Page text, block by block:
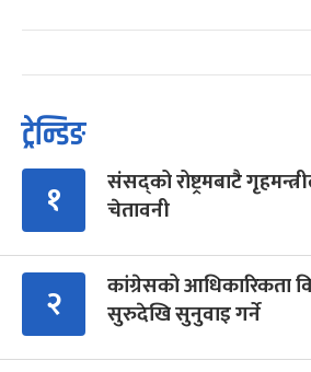
ट्रेन्डिङ
१
संसद्को रोष्ट्रमबाटै
चेतावनी
२
कांग्रेसको आधिकारिकता
सुरुदेखि सुनुवाइ गर्ने